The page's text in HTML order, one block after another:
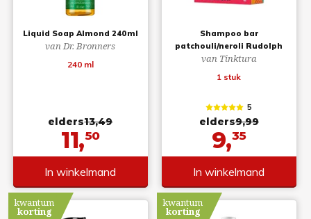
Liquid Soap Almond 240ml
van Dr. Bronners
240 ml
elders13,49
11,50
In winkelmand
Shampoo bar
patchouli/neroli Rudolph
van Tinktura
1 stuk
5
elders9,99
9,35
In winkelmand
kwantum
korting
kwantum
korting